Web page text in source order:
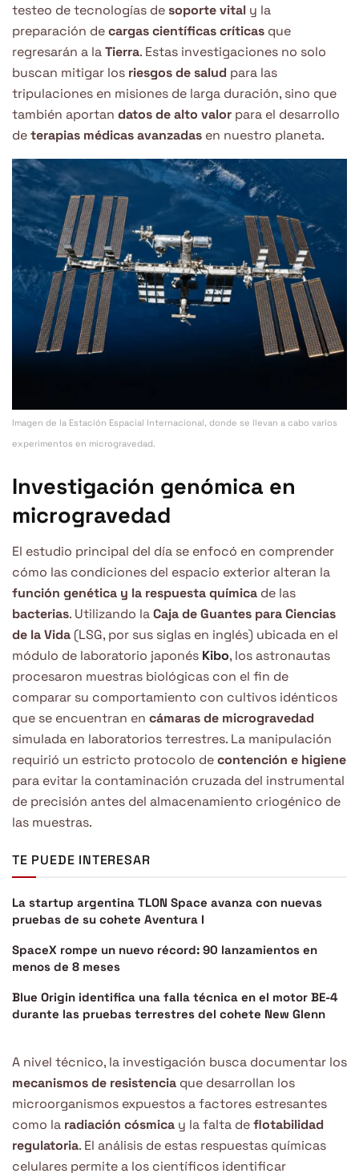
testeo de tecnologías de soporte vital y la
preparación decargas científicas críticas que
regresarán a laTierra. Estas investigaciones no solo
buscan mitigar los riesgos de salud para las
tripulaciones en misiones de larga duración, sino que
también aportan datos de alto valor para el desarrollo
deterapias médicas avanzadas en nuestro planeta.
Imagen de la Estación Espacial Internacional, donde se llevan a cabo varios
experimentos en microgravedad.
Investigación genómica en
microgravedad
El estudio principal del día se enfocó en comprender
cómo las condiciones del espacio exterior alteran la
función genética y la respuesta química de las
bacterias. Utilizando laCaja de Guantes para Ciencias
de la Vida (LSG, por sus siglas en inglés) ubicada en el
módulo de laboratorio japonés Kibo, los astronautas
procesaron muestras biológicas con el fin de
comparar su comportamiento con cultivos idénticos
que se encuentran en cámaras de microgravedad
simulada en laboratorios terrestres. La manipulación
requirió un estricto protocolo decontención e higiene
para evitar la contaminación cruzada del instrumental
de precisión antes del almacenamiento criogénico de
las muestras.
TE PUEDE INTERESAR
La startup argentina TLON Space avanza con nuevas
pruebas de su cohete Aventura I
SpaceX rompe un nuevo récord: 90 lanzamientos en
menos de 8 meses
Blue Origin identifica una falla técnica en el motor BE-4
durante las pruebas terrestres del cohete New Glenn
A nivel técnico, la investigación busca documentar los
mecanismos de resistencia que desarrollan los
microorganismos expuestos a factores estresantes
como la radiación cósmica y la falta deflotabilidad
regulatoria. El análisis de estas respuestas químicas
celulares permite a los científicos identificar